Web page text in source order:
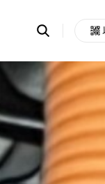
Search
search
area